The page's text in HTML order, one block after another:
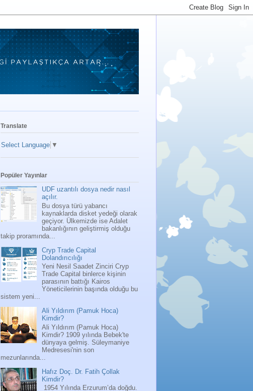
Translate
Select Language ▼
Popüler Yayınlar
UDF uzantılı dosya nedir nasıl
açılır.
Bu dosya türü yabancı
kaynaklarda disket yedeği olarak
geçiyor. Ülkemizde ise Adalet
bakanlığının geliştirmiş olduğu
takip proramında...
Cryp Trade Capital
Dolandırıcılığı
Yeni Nesil Saadet Zinciri Cryp
Trade Capital binlerce kişinin
parasının battığı Kairos
Yöneticilerinin başında olduğu bu
sistem yeni...
Ali Yıldırım (Pamuk Hoca)
Kimdir?
Ali Yıldırım (Pamuk Hoca)
Kimdir? 1909 yılında Bebek'te
dünyaya gelmiş. Süleymaniye
Medresesi'nin son
mezunlarında...
Hafız Doç. Dr. Fatih Çollak
Kimdir?
1954 Yılında Erzurum’da doğdu.